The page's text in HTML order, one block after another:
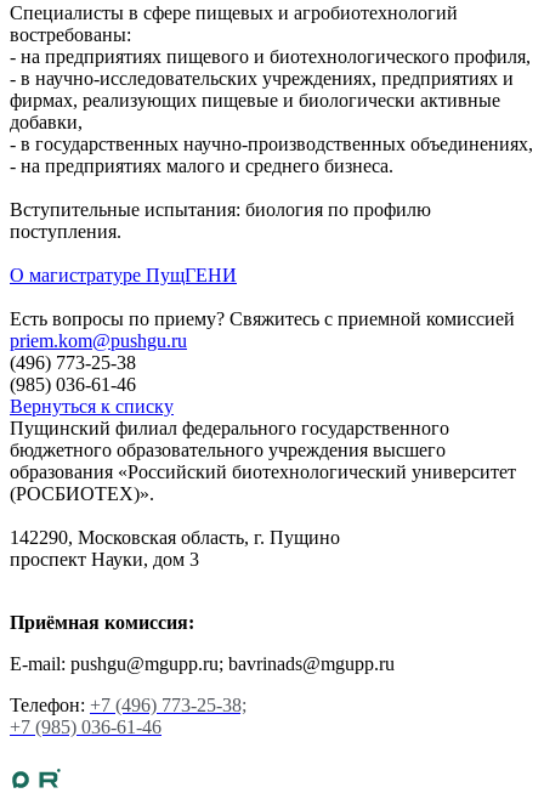
Специалисты в сфере пищевых и агробиотехнологий
востребованы:
- на предприятиях пищевого и биотехнологического профиля,
- в научно-исследовательских учреждениях, предприятиях и
фирмах, реализующих пищевые и биологически активные
добавки,
- в государственных научно-производственных объединениях,
- на предприятиях малого и среднего бизнеса.
Вступительные испытания: биология по профилю
поступления.
О магистратуре ПущГЕНИ
Есть вопросы по приему? Свяжитесь с приемной комиссией
priem.kom@pushgu.ru
(496) 773-25-38
(985) 036-61-46
Вернуться к списку
Пущинский филиал федерального государственного
бюджетного образовательного учреждения высшего
образования «Российский биотехнологический университет
(РОСБИОТЕХ)».
142290, Московская область, г. Пущино
проспект Науки, дом 3
Приёмная комиссия:
E-mail: pushgu@mgupp.ru; bavrinads@mgupp.ru
Телефон: +7 (496) 773-25-38;
+7 (985) 036-61-46